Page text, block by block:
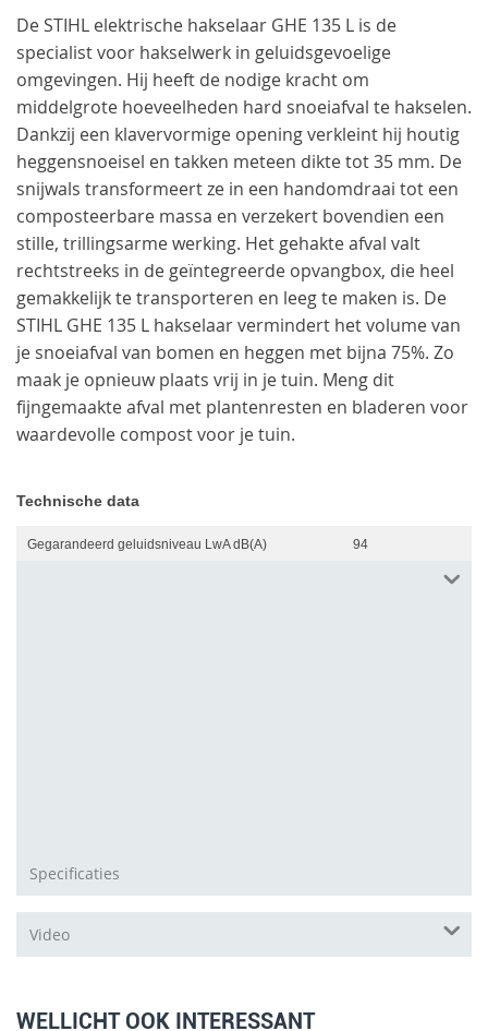
De STIHL elektrische hakselaar GHE 135 L is de
specialist voor hakselwerk in geluidsgevoelige
omgevingen. Hij heeft de nodige kracht om
middelgrote hoeveelheden hard snoeiafval te hakselen.
Dankzij een klavervormige opening verkleint hij houtig
heggensnoeisel en takken meteen dikte tot 35 mm. De
snijwals transformeert ze in een handomdraai tot een
composteerbare massa en verzekert bovendien een
stille, trillingsarme werking. Het gehakte afval valt
rechtstreeks in de geïntegreerde opvangbox, die heel
gemakkelijk te transporteren en leeg te maken is. De
STIHL GHE 135 L hakselaar vermindert het volume van
je snoeiafval van bomen en heggen met bijna 75%. Zo
maak je opnieuw plaats vrij in je tuin. Meng dit
fijngemaakte afval met plantenresten en bladeren voor
waardevolle compost voor je tuin.
Technische data
Gegarandeerd geluidsniveau LwA dB(A) 94
Specificaties
Video
WELLICHT OOK INTERESSANT